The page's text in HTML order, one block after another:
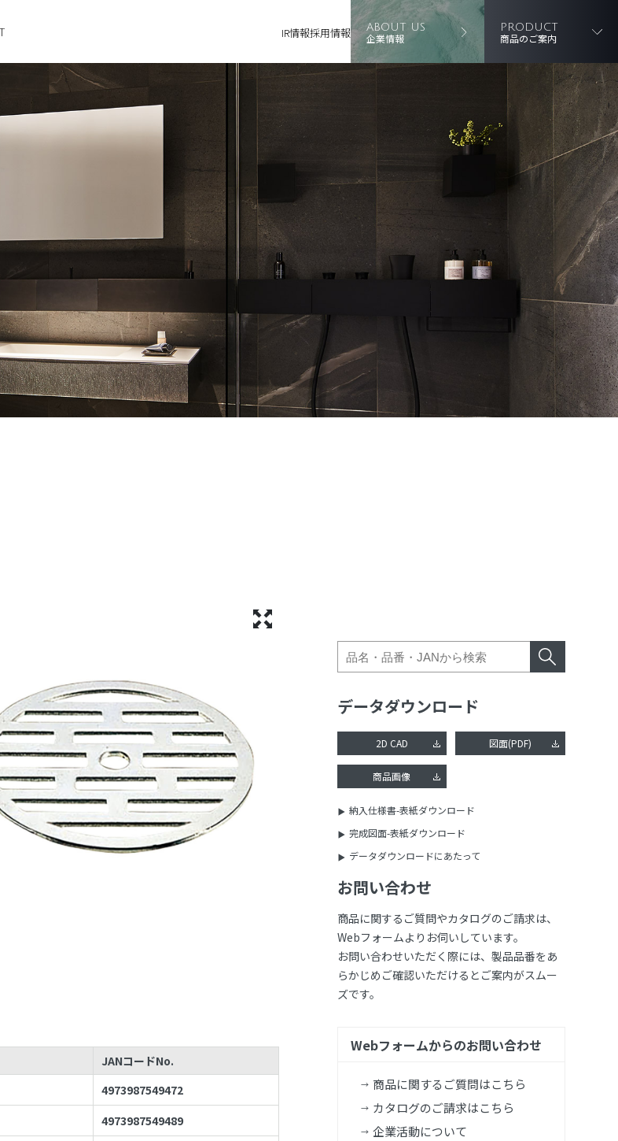
IR情報採用情報 ABOUT US
企業情報
PRODUCT
商品のご案内
JANコードNo.
4973987549472
4973987549489
データダウンロード
2D CAD 図面(PDF)
商品画像
納入仕様書-表紙ダウンロード
完成図面-表紙ダウンロード
データダウンロードにあたって
お問い合わせ
商品に関するご質問やカタログのご請求は、
Webフォームよりお伺いしています。
お問い合わせいただく際には、製品品番をあ
らかじめご確認いただけるとご案内がスムー
ズです。
Webフォームからのお問い合わせ
商品に関するご質問はこちら
カタログのご請求はこちら
企業活動について